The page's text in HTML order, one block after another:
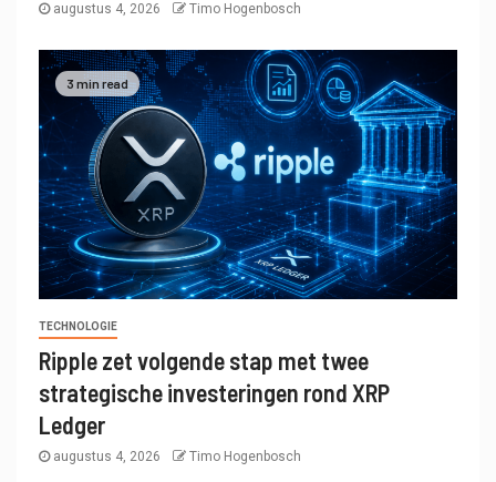
augustus 4, 2026 Timo Hogenbosch
3 min read
TECHNOLOGIE
Ripple zet volgende stap met twee
strategische investeringen rond XRP
Ledger
augustus 4, 2026 Timo Hogenbosch